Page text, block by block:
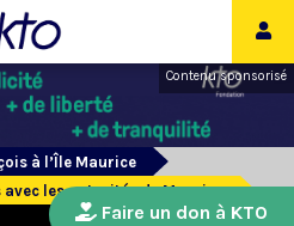
Contenu sponsorisé
à l’Île Maurice
les autorités de Maurice
Faire un don à KTO